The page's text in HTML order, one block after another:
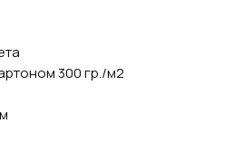
300 гр./м2